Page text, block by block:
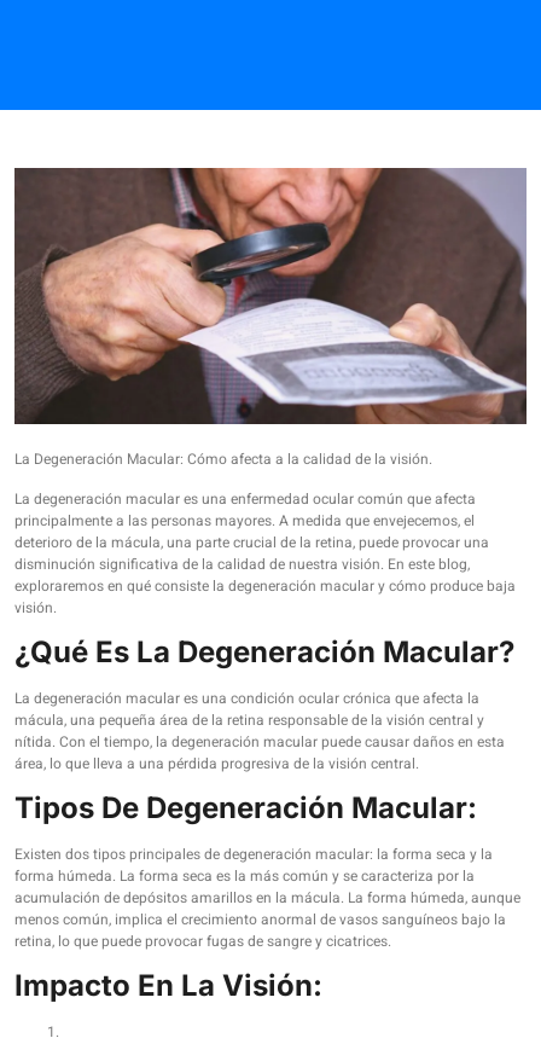
La Degeneración Macular: Cómo afecta a la calidad de la visión.
La degeneración macular es una enfermedad ocular común que afecta
principalmente a las personas mayores. A medida que envejecemos, el
deterioro de la mácula, una parte crucial de la retina, puede provocar una
disminución significativa de la calidad de nuestra visión. En este blog,
exploraremos en qué consiste la degeneración macular y cómo produce baja
visión.
¿Qué Es La Degeneración Macular?
La degeneración macular es una condición ocular crónica que afecta la
mácula, una pequeña área de la retina responsable de la visión central y
nítida. Con el tiempo, la degeneración macular puede causar daños en esta
área, lo que lleva a una pérdida progresiva de la visión central.
Tipos De Degeneración Macular:
Existen dos tipos principales de degeneración macular: la forma seca y la
forma húmeda. La forma seca es la más común y se caracteriza por la
acumulación de depósitos amarillos en la mácula. La forma húmeda, aunque
menos común, implica el crecimiento anormal de vasos sanguíneos bajo la
retina, lo que puede provocar fugas de sangre y cicatrices.
Impacto En La Visión: